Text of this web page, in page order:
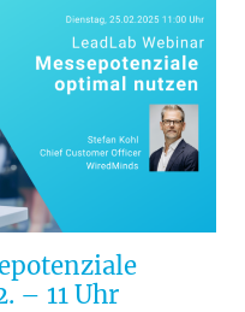
– 11 Uhr